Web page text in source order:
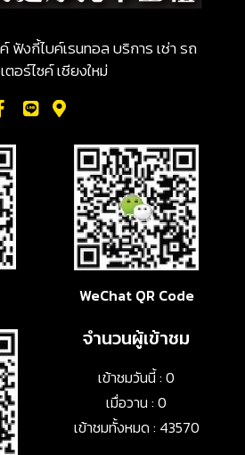
ฟังกี้ไบค์เรนทอล บริการ เช่า รถ
ตอร์ไซค์ เชียงใหม่
WeChat QR Code
จำนวนผู้เข้าชม
เข้าชมวันนี้ : 0
เมื่อวาน : 0
เข้าชมทั้งหมด : 43570